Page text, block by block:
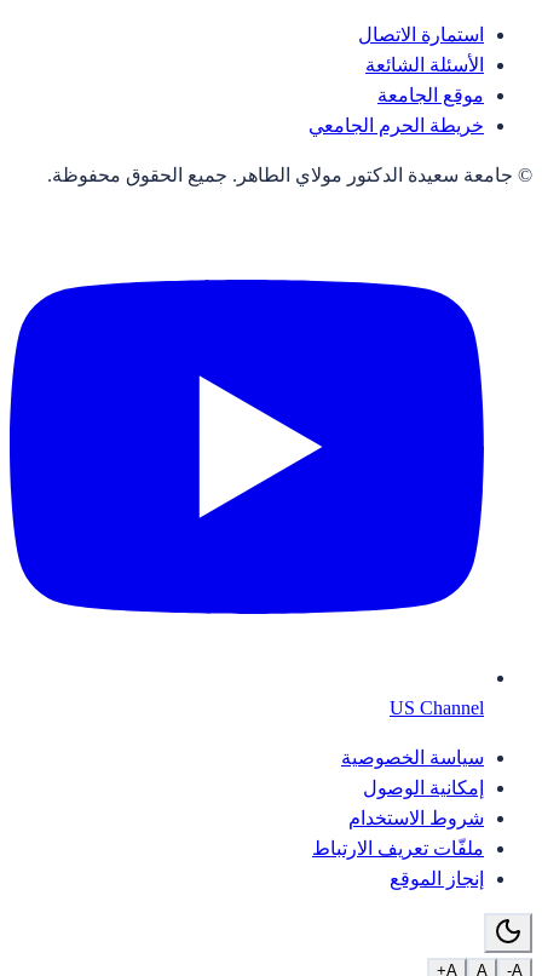
استمارة الاتصال
الأسئلة الشائعة
موقع الجامعة
خريطة الحرم الجامعي
© جامعة سعيدة الدكتور مولاي الطاهر. جميع الحقوق محفوظة.
US Channel
سياسة الخصوصية
إمكانية الوصول
شروط الاستخدام
ملفّات تعريف الارتباط
إنجاز الموقع
A-
A
A+